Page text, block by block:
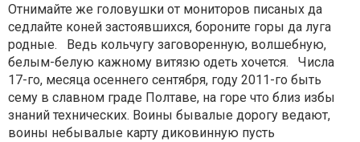
Отнимайте же головушки от мониторов писаных да
седлайте коней застоявшихся, бороните горы да луга
родные. Ведь кольчугу заговоренную, волшебную,
белым-белую кажному витязю одеть хочется. Числа
17-го, месяца осеннего сентября, году 2011-го быть
сему в славном граде Полтаве, на горе что близ избы
знаний технических. Воины бывалые дорогу ведают,
воины небывалые карту диковинную пусть